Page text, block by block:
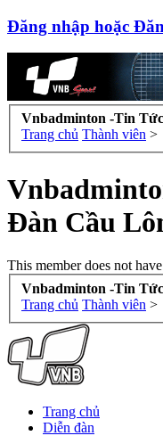
Đăng nhập hoặc
Vnbadminton -Tin
Trang chủ Thành viên >
Đàn Cầu
This member does not
Vnbadminton -Tin
Trang chủ Thành viên >
Trang chủ
Diễn đàn